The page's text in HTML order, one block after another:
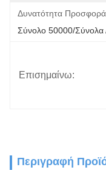
Δυνατότητα
Σύνολο 50000/
Επισημαίνω:
Περιγραφή